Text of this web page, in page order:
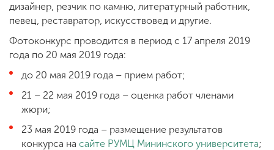
дизайнер, резчик по камню, литературный работник,
певец, реставратор, искусствовед и другие.
Фотоконкурс проводится в период с 17 апреля 2019
года по 20 мая 2019 года:
до 20 мая 2019 года – прием работ;
21 – 22 мая 2019 года – оценка работ членами
жюри;
23 мая 2019 года – размещение результатов
конкурса на сайте РУМЦ Мининского университета;